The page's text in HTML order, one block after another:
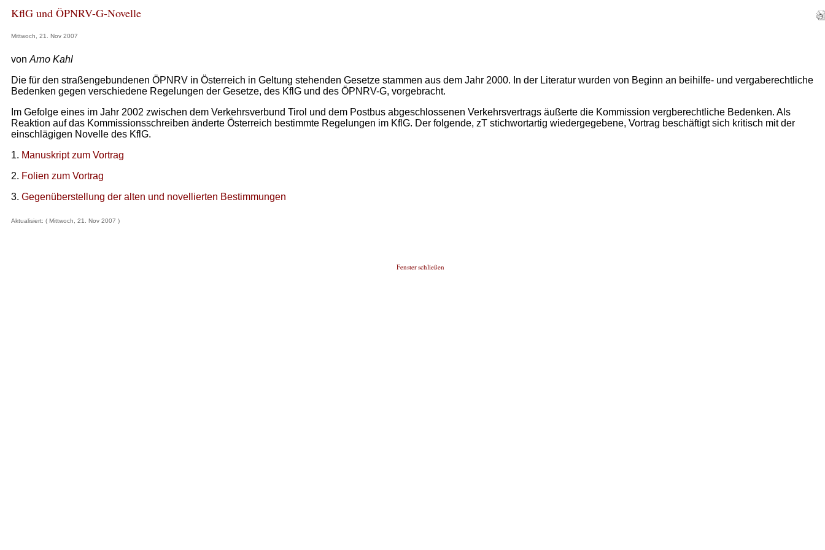
KflG und ÖPNRV-G-Novelle
Mittwoch, 21. Nov 2007
von Arno Kahl
Die für den straßengebundenen ÖPNRV in Österreich in Geltung stehenden Gesetze stammen aus dem Jahr 2000. In der Literatur wurden von Beginn an beihilfe- und vergaberechtliche
Bedenken gegen verschiedene Regelungen der Gesetze, des KflG und des ÖPNRV-G, vorgebracht.
Im Gefolge eines im Jahr 2002 zwischen dem Verkehrsverbund Tirol und dem Postbus abgeschlossenen Verkehrsvertrags äußerte die Kommission vergberechtliche Bedenken. Als
Reaktion auf das Kommissionsschreiben änderte Österreich bestimmte Regelungen im KflG. Der folgende, zT stichwortartig wiedergegebene, Vortrag beschäftigt sich kritisch mit der
einschlägigen Novelle des KflG.
1. Manuskript zum Vortrag
2. Folien zum Vortrag
3. Gegenüberstellung der alten und novellierten Bestimmungen
Aktualisiert: ( Mittwoch, 21. Nov 2007 )
Fenster schließen